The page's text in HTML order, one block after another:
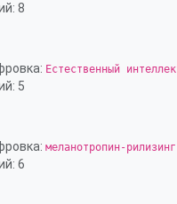
8
Естественный
5
меланотропин-
6